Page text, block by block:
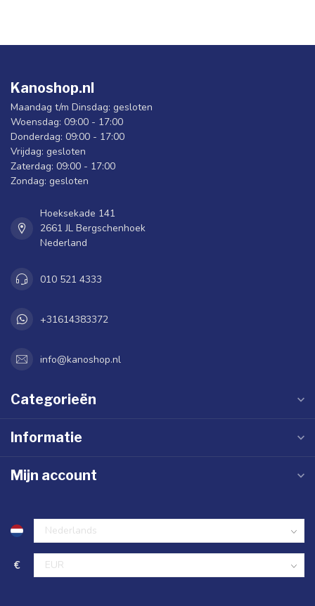
Kanoshop.nl
Maandag t/m Dinsdag: gesloten
Woensdag: 09:00 - 17:00
Donderdag: 09:00 - 17:00
Vrijdag: gesloten
Zaterdag: 09:00 - 17:00
Zondag: gesloten
Hoeksekade 141
2661 JL Bergschenhoek
Nederland
010 521 4333
+31614383372
info@kanoshop.nl
Categorieën
Informatie
Mijn account
€